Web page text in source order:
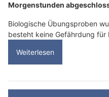
Morgenstunden
Biologische Übungsproben
besteht keine Gefährdung für
Weiterlesen